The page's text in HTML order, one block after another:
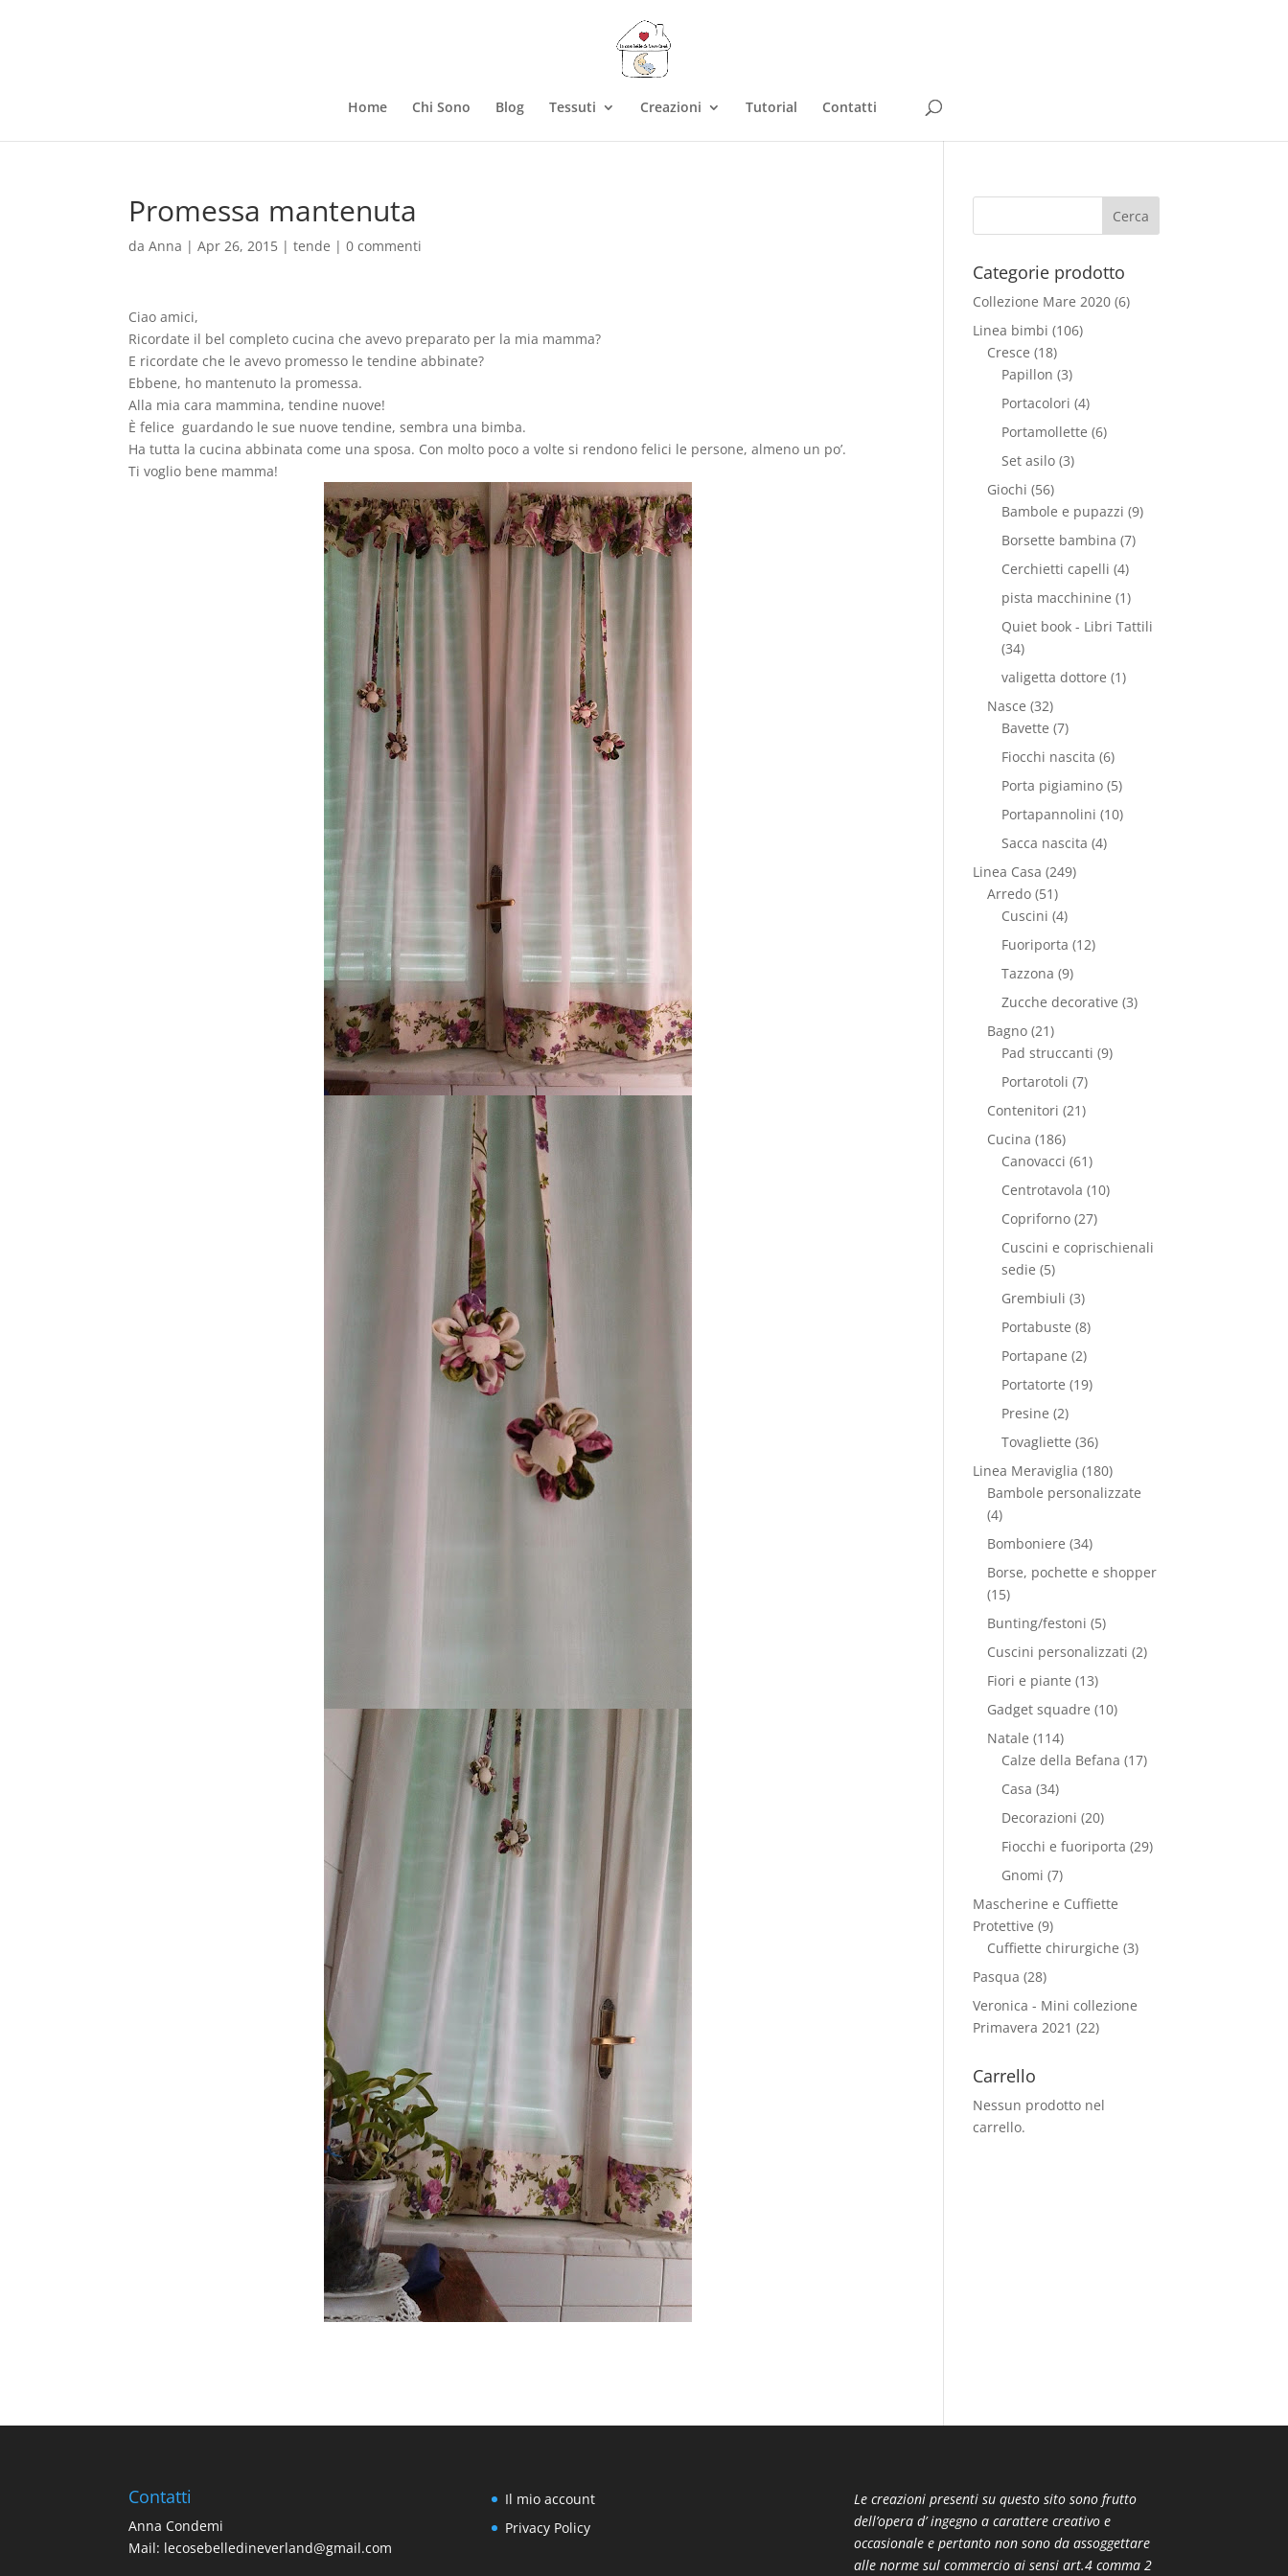
Home Chi Sono Blog Tessuti Creazioni Tutorial Contatti
Promessa mantenuta
daAnna |Apr 26, 2015 |tende |0 commenti
Ciao amici,
Ricordate il bel completo cucina che avevo preparato per la mia mamma?
E ricordate che le avevo promesso le tendine abbinate?
Ebbene, ho mantenuto la promessa.
Alla mia cara mammina, tendine nuove!
È felice guardando le sue nuove tendine, sembra una bimba.
Ha tutta la cucina abbinata come una sposa. Con molto poco a volte si rendono felici le persone, almeno un po’.
Ti voglio bene mamma!
Categorie prodotto
Collezione Mare 2020 (6)
Linea bimbi (106)
Cresce (18)
Papillon (3)
Portacolori (4)
Portamollette (6)
Set asilo (3)
Giochi (56)
Bambole e pupazzi (9)
Borsette bambina (7)
Cerchietti capelli (4)
pista macchinine (1)
Quiet book - Libri Tattili
(34)
valigetta dottore (1)
Nasce (32)
Bavette (7)
Fiocchi nascita (6)
Porta pigiamino (5)
Portapannolini (10)
Sacca nascita (4)
Linea Casa (249)
Arredo (51)
Cuscini (4)
Fuoriporta (12)
Tazzona (9)
Zucche decorative (3)
Bagno (21)
Pad struccanti (9)
Portarotoli (7)
Contenitori (21)
Cucina (186)
Canovacci (61)
Centrotavola (10)
Copriforno (27)
Cuscini e coprischienali
sedie (5)
Grembiuli (3)
Portabuste (8)
Portapane (2)
Portatorte (19)
Presine (2)
Tovagliette (36)
Linea Meraviglia (180)
Bambole personalizzate
(4)
Bomboniere (34)
Borse, pochette e shopper
(15)
Bunting/festoni (5)
Cuscini personalizzati (2)
Fiori e piante (13)
Gadget squadre (10)
Natale (114)
Calze della Befana (17)
Casa (34)
Decorazioni (20)
Fiocchi e fuoriporta (29)
Gnomi (7)
Mascherine e Cuffiette
Protettive (9)
Cuffiette chirurgiche (3)
Pasqua (28)
Veronica - Mini collezione
Primavera 2021 (22)
Carrello
Nessun prodotto nel
carrello.
Contatti
Anna Condemi
Mail: lecosebelledineverland@gmail.com
Il mio account
Privacy Policy
Le creazioni presenti su questo sito sono frutto
dell’opera d’ ingegno a carattere creativo e
occasionale e pertanto non sono da assoggettare
alle norme sul commercio ai sensi art.4 comma 2